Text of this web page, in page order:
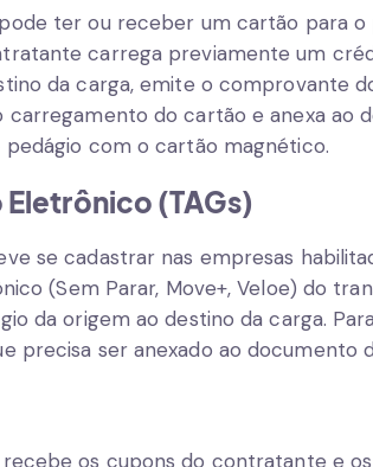
ter ou receber um cartão para
carrega previamente um
da carga, emite o comprovante
carregamento do cartão e anexa ao
pedágio com o cartão magnético.
(TAGs)
se cadastrar nas empresas
(Sem Parar, Move+, Veloe) do
da origem ao destino da carga.
precisa ser anexado ao documento
os cupons do contratante e